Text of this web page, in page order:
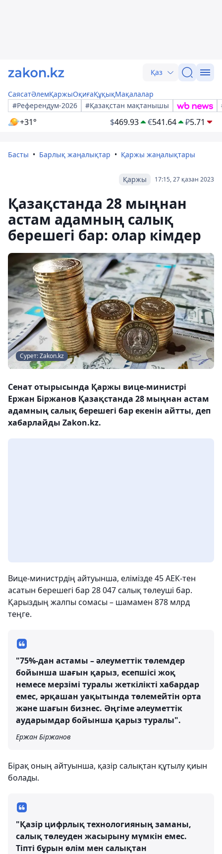
Қаз
СаясатӘлемҚаржыОқиғаҚұқықМақалалар
#Референдум-2026
#Қазақстан мақтанышы
+31° $469.93 €541.64 ₽5.71
Басты Барлық жаңалықтар Қаржы жаңалықтары
17:15, 27 қазан 2023
Қаржы
Қазақстанда 28 мыңнан
астам адамның салық
берешегі бар: олар кімдер
Сурет: Zakon.kz
Сенат отырысында Қаржы вице-министрі
Ержан Біржанов Қазақстанда 28 мыңнан астам
адамның салық берешегі бар екенін айтты, деп
хабарлайды Zakon.kz.
Вице-министрдің айтуынша, елімізде 45 АЕК-тен
асатын берешегі бар 28 047 салық төлеуші ​​бар.
Қарыздың жалпы сомасы – шамамен 878 млрд
теңге.
"75%-дан астамы – әлеуметтік төлемдер
бойынша шағын қарыз, есепшісі жоқ
немесе мерзімі туралы жеткілікті хабардар
емес, әрқашан уақытында төлемейтін орта
және шағын бизнес. Әңгіме әлеуметтік
аударымдар бойынша қарыз туралы".
Ержан Біржанов
Бірақ оның айтуынша, қазір салықтан құтылу қиын
болады.
"Қазір цифрлық технологияның заманы,
салық төлеуден жасырыну мүмкін емес.
Тіпті бұрын өлім мен салықтан